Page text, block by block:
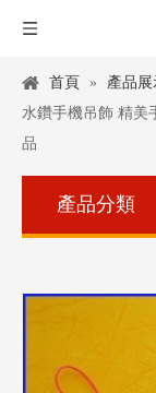
首頁 » 產品展
水鑽手機吊飾 精美
品
產品分類